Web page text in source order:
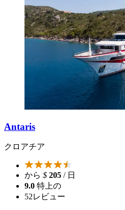
Antaris
クロアチア
から $ 205 / 日
9.0 特上の
52レビュー